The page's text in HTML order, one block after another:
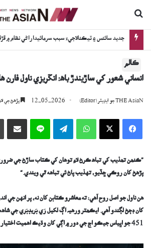
ترقي پسند ادب ۽ قومي ٻولين جي واڌاري لاءِ گڏيل
ڪالم
انساني شعور کي ساڙيندڙ باھ: انگريزي ناول فارن هائيٽ 451
THE AsiaN جو ايڊيٽر (Editor) 12-05-2026 پڙھڻ جي لاءِ 5
Facebook
X
WhatsApp
Telegram
Line اي ميل
”ڪنھن تھذيب کي تباھ ڪرڻ لاءِ توهان کي ڪتاب ساڙڻ جي
پڙهڻ کان روڪي ڇڏيو، تهذيب پاڻ ئي تباهه ٿي ويندي.“
هن ناول جو اصل روح آهي: ته معاشرو ڪتابن کان نه، پر انهن جي
کان ڊڄڻ لڳندو آهي. ايڪھتر ورھيہ اڳ لکيل رَي بَريڊبَري جي
451جو اڀياس جيڪو اڄ جي دور ۾ اڳي کان وڌيڪ اهميت